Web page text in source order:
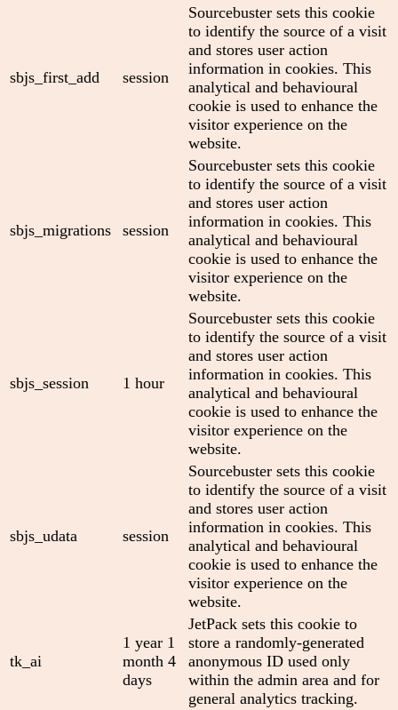
sbjs_first_add session
Sourcebuster sets this cookie
to identify the source of a visit
and stores user action
information in cookies. This
analytical and behavioural
cookie is used to enhance the
visitor experience on the
website.
sbjs_migrations session
Sourcebuster sets this cookie
to identify the source of a visit
and stores user action
information in cookies. This
analytical and behavioural
cookie is used to enhance the
visitor experience on the
website.
sbjs_session 1 hour
Sourcebuster sets this cookie
to identify the source of a visit
and stores user action
information in cookies. This
analytical and behavioural
cookie is used to enhance the
visitor experience on the
website.
sbjs_udata session
Sourcebuster sets this cookie
to identify the source of a visit
and stores user action
information in cookies. This
analytical and behavioural
cookie is used to enhance the
visitor experience on the
website.
tk_ai
1 year 1
month 4
days
JetPack sets this cookie to
store a randomly-generated
anonymous ID used only
within the admin area and for
general analytics tracking.